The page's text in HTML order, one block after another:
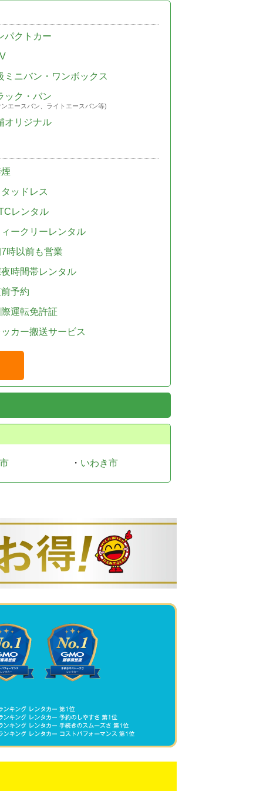
パクトカー
ミニバン・ワンボックス
ック・バン
エースバン、ライトエースバン等)
オリジナル
ッドレス
レンタル
ークリーレンタル
時以前も営業
時間帯レンタル
予約
運転免許証
カー搬送サービス
・ いわき市